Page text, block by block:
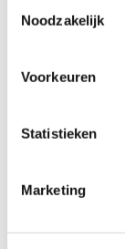
Noodzakelijk
Voorkeuren
Statistieken
Marketing